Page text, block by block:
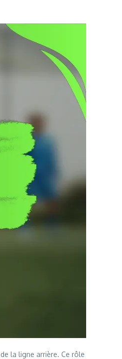
la ligne arrière. Ce rôle